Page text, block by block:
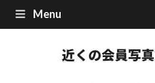
Menu
近くの会員写